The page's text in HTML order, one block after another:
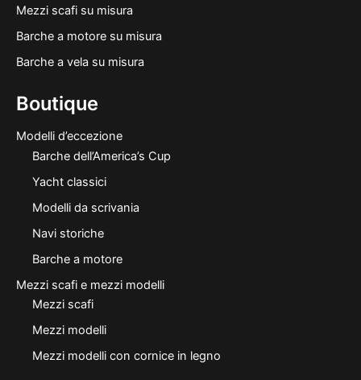
Mezzi scafi su misura
Barche a motore su misura
Barche a vela su misura
Boutique
Modelli d’eccezione
Barche dell’America’s Cup
Yacht classici
Modelli da scrivania
Navi storiche
Barche a motore
Mezzi scafi e mezzi modelli
Mezzi scafi
Mezzi modelli
Mezzi modelli con cornice in legno